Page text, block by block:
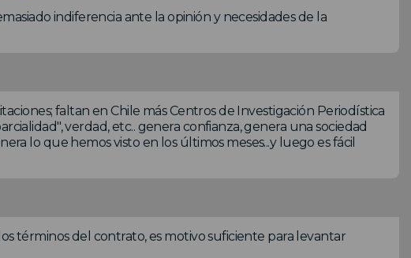
indiferencia ante la opinión y necesidades de la
faltan en Chile más Centros de Investigación Periodística
verdad, etc.. genera confianza, genera una sociedad
lo que hemos visto en los últimos meses...y luego es fácil
términos del contrato, es motivo suficiente para levantar